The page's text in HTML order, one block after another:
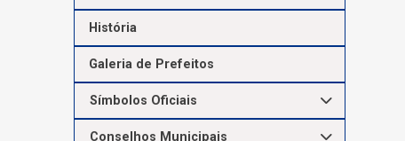
História
Galeria de Prefeitos
Símbolos Oficiais
Conselhos Municipais